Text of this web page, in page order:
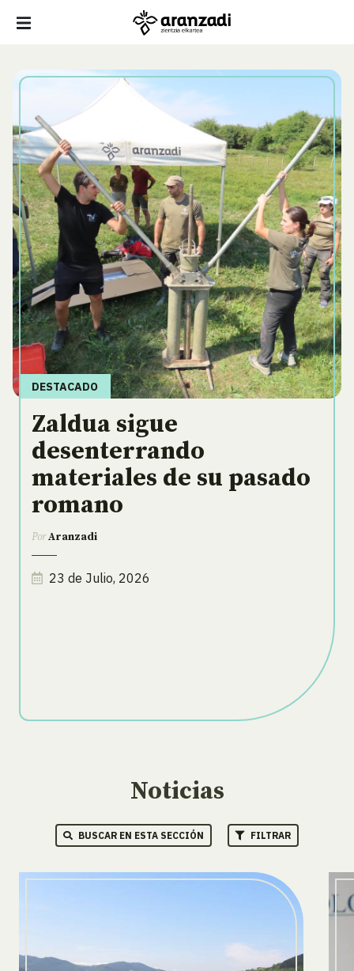
DESTACADO
Zaldua sigue
desenterrando
materiales de su pasado
romano
PorAranzadi
23 de Julio, 2026
Noticias
BUSCAR EN ESTA SECCIÓN FILTRAR